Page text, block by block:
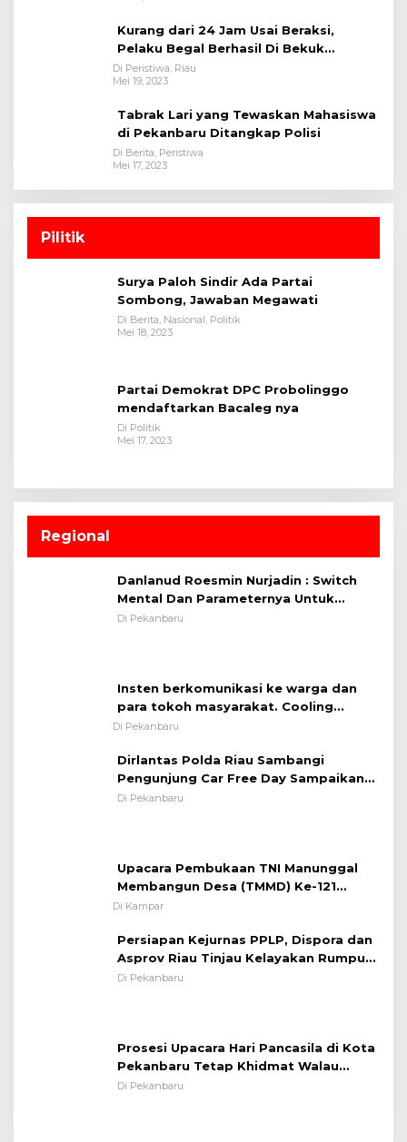
Kurang dari 24 Jam Usai Beraksi,
Pelaku Begal Berhasil Di Bekuk
Satreskrim Polres Kuansing
Di Peristiwa, Riau
Mei 19, 2023
Tabrak Lari yang Tewaskan Mahasiswa
di Pekanbaru Ditangkap Polisi
Di Berita, Peristiwa
Mei 17, 2023
Pilitik
Surya Paloh Sindir Ada Partai
Sombong, Jawaban Megawati
Di Berita, Nasional, Politik
Mei 18, 2023
Partai Demokrat DPC Probolinggo
mendaftarkan Bacaleg nya
Di Politik
Mei 17, 2023
Regional
Danlanud Roesmin Nurjadin : Switch
Mental Dan Parameternya Untuk
Melaksanakan ✈
Di Pekanbaru
Insten berkomunikasi ke warga dan
para tokoh masyarakat. Cooling
System OMP LK ²024 Polsek Rumbai,
Pentingnya Memelihara dan Menjaga
Situasi Kondusif
Di Pekanbaru
Dirlantas Polda Riau Sambangi
Pengunjung Car Free Day Sampaikan
Pesan Edukasi Kamtibmas &
Di Pekanbaru
Upacara Pembukaan TNI Manunggal
Membangun Desa (TMMD) Ke-121
Kodim 0313/KPR Tahun 2024) ?
Di Kampar
Persiapan Kejurnas PPLP, Dispora dan
Asprov Riau Tinjau Kelayakan Rumput
Lapangan Sepakbola
Di Pekanbaru
Prosesi Upacara Hari Pancasila di Kota
Pekanbaru Tetap Khidmat Walau
Dalam Ruangan
Di Pekanbaru